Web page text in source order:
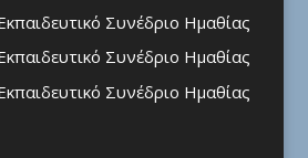
Συνέδριο Ημαθίας
Συνέδριο Ημαθίας
Συνέδριο Ημαθίας